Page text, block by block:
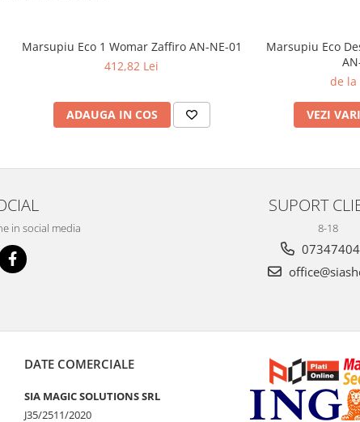
Marsupiu Eco 1 Womar Zaffiro AN-NE-01
412,82 Lei
ADAUGA IN COS
Marsupiu Eco
de la
VEZI
in social media
SUPORT
8-18
DATE COMERCIALE
SIA MAGIC SOLUTIONS SRL
J35/2511/2020